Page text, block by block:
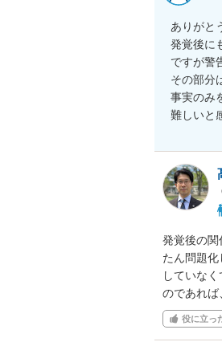
ありがと
発覚後に
ですが警
その部分
事実のみ
難しいと
発覚後の関
たん問題
していな
のであれば
役に立っ